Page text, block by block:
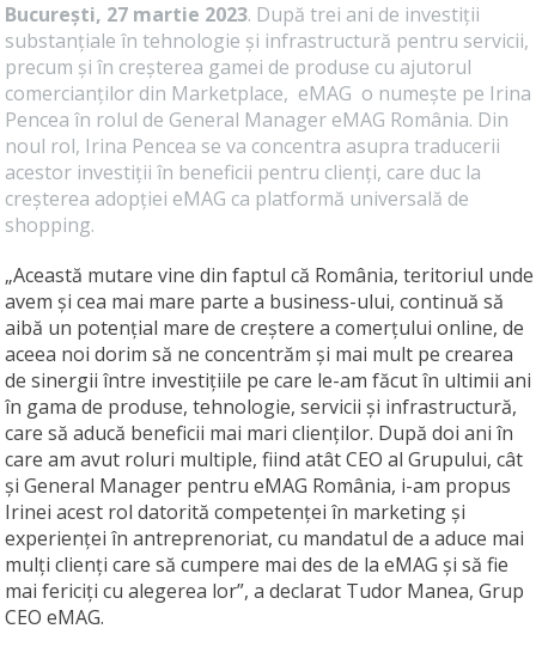
București, 27 martie 2023. După trei ani de investiții
substanțiale în tehnologie și infrastructură pentru servicii,
precum și în creșterea gamei de produse cu ajutorul
comercianților din Marketplace, eMAG o numește pe Irina
Pencea în rolul de General Manager eMAG România. Din
noul rol, Irina Pencea se va concentra asupra traducerii
acestor investiții în beneficii pentru clienți, care duc la
creșterea adopției eMAG ca platformă universală de
shopping.
„Această mutare vine din faptul că România, teritoriul unde
avem și cea mai mare parte a business-ului, continuă să
aibă un potențial mare de creștere a comerțului online, de
aceea noi dorim să ne concentrăm și mai mult pe crearea
de sinergii între investițiile pe care le-am făcut în ultimii ani
în gama de produse, tehnologie, servicii și infrastructură,
care să aducă beneficii mai mari clienților. După doi ani în
care am avut roluri multiple, fiind atât CEO al Grupului, cât
și General Manager pentru eMAG România, i-am propus
Irinei acest rol datorită competenței în marketing și
experienței în antreprenoriat, cu mandatul de a aduce mai
mulți clienți care să cumpere mai des de la eMAG și să fie
mai fericiți cu alegerea lor”, a declarat Tudor Manea, Grup
CEO eMAG.